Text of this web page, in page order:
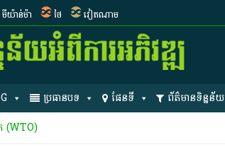
មីយ៉ាន់ម៉ា ថៃ វៀតណាម
ប្រធានបទ ផែនទី ព័ត៌មានទិន្នន័យ
(WTO)